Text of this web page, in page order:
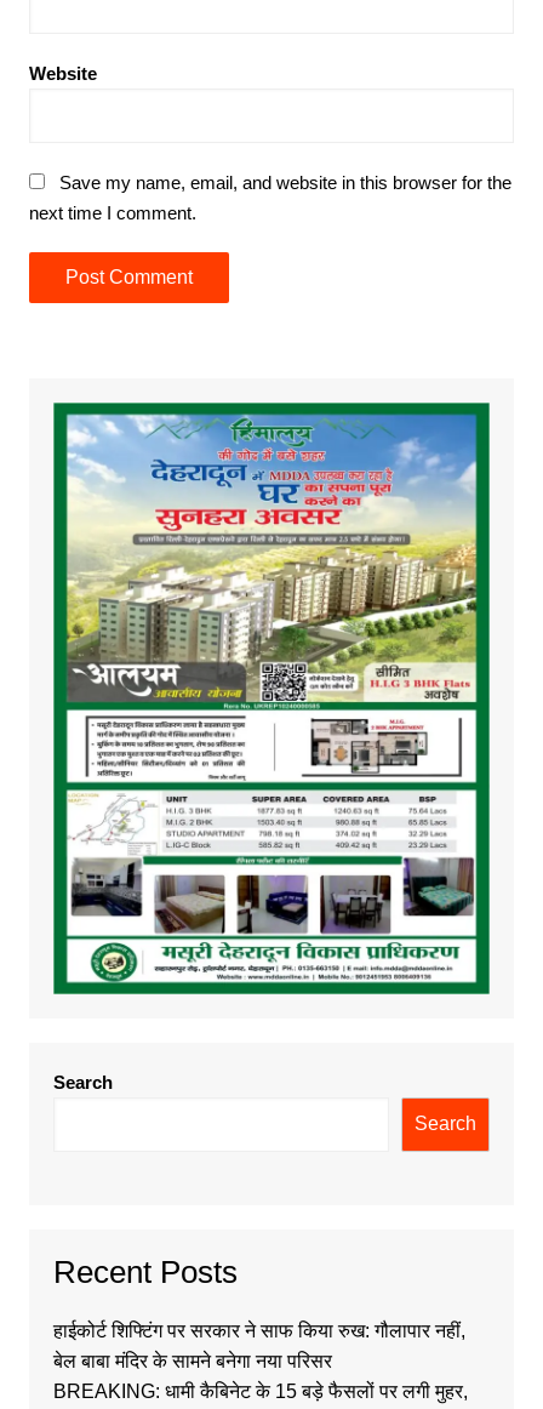
Website
Save my name, email, and website in this browser for the
next time I comment.
Search
Search
Recent Posts
हाईकोर्ट शिफ्टिंग पर सरकार ने साफ किया रुख: गौलापार नहीं,
बेल बाबा मंदिर के सामने बनेगा नया परिसर
BREAKING: धामी कैबिनेट के 15 बड़े फैसलों पर लगी मुहर,